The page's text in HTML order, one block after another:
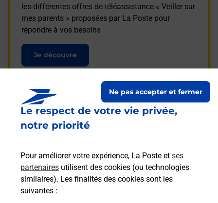
Le respect de votre vie privée,
notre priorité
Pour améliorer votre expérience, La Poste et ses
partenaires utilisent des cookies (ou technologies
similaires). Les finalités des cookies sont les
suivantes :
Ne pas accepter et fermer
les différentes offres de téléassistance « Veiller sur
mes parents » proposées par La Poste pour
répondre à vos besoins
Je découvre
Questions fréquemment
posées
La téléassistance classique avec
médaillon d’alarme qu’est ce que
c’est ?